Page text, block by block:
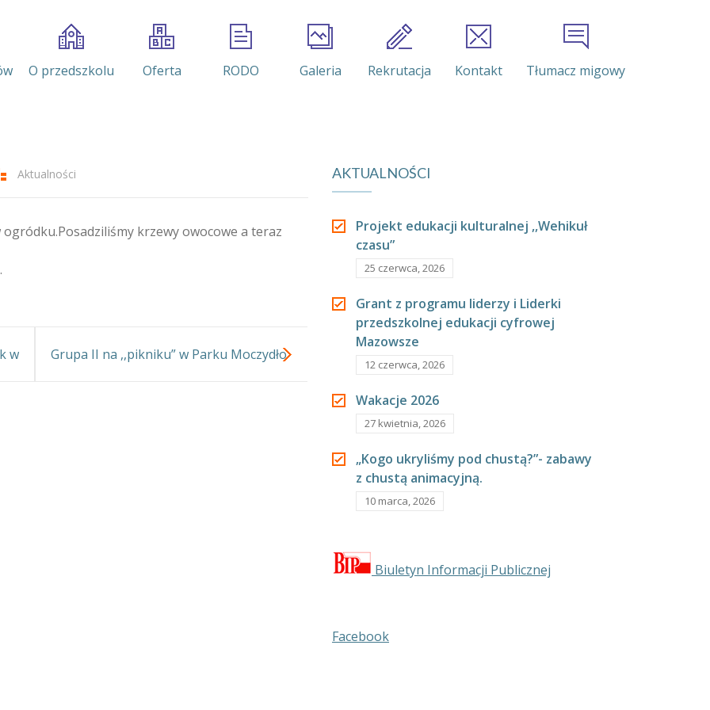
O przedszkolu Oferta RODO Galeria Rekrutacja Kontakt Tłumacz migowy
Aktualności
ogródku.Posadziliśmy krzewy owocowe a teraz
w Grupa II na ,,pikniku” w Parku Moczydło
AKTUALNOŚCI
Projekt edukacji kulturalnej ,,Wehikuł
czasu”
25 czerwca, 2026
Grant z programu liderzy i Liderki
przedszkolnej edukacji cyfrowej
Mazowsze
12 czerwca, 2026
Wakacje 2026
27 kwietnia, 2026
„Kogo ukryliśmy pod chustą?”- zabawy
z chustą animacyjną.
10 marca, 2026
Biuletyn Informacji Publicznej
Facebook